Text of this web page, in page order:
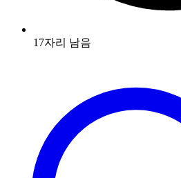
17자리 남음